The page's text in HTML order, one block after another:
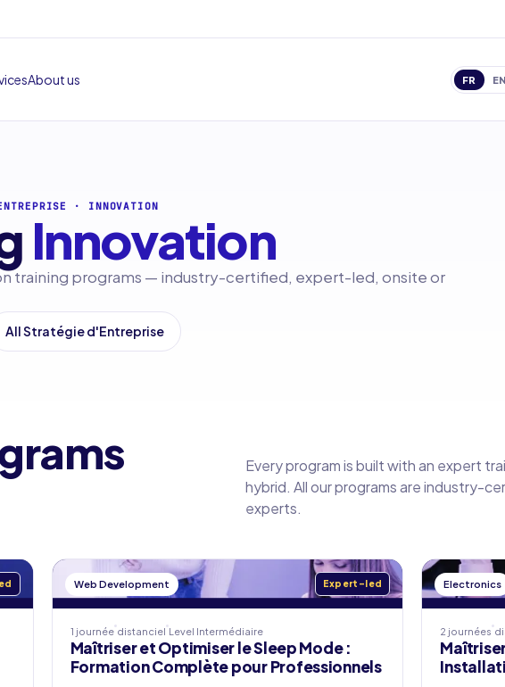
About us FR EN
· INNOVATION
Innovation
training programs — industry-certified, expert-led, onsite or
All Stratégie d'Entreprise
Every program is built with an expert
hybrid. All our programs are industry-
experts.
Web Development Expert-led
1 journée distanciel Level Intermédiaire
Maîtriser et Optimiser le Sleep Mode :
Formation Complète pour Professionnels
Electronics
2 journées